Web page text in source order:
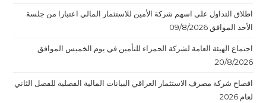
اطلاق التداول على اسهم شركة الأمين للاستثمار المالي اعتبارا من جلسة
الأحد الموافق 09/8/2026
اجتماع الهيئة العامة لشركة الحمراء للتأمين في يوم الخميس الموافق
20/8/2026.
افصاح شركة مصرف الاستثمار العراقي البيانات المالية الفصلية للفصل الثاني
لعام 2026